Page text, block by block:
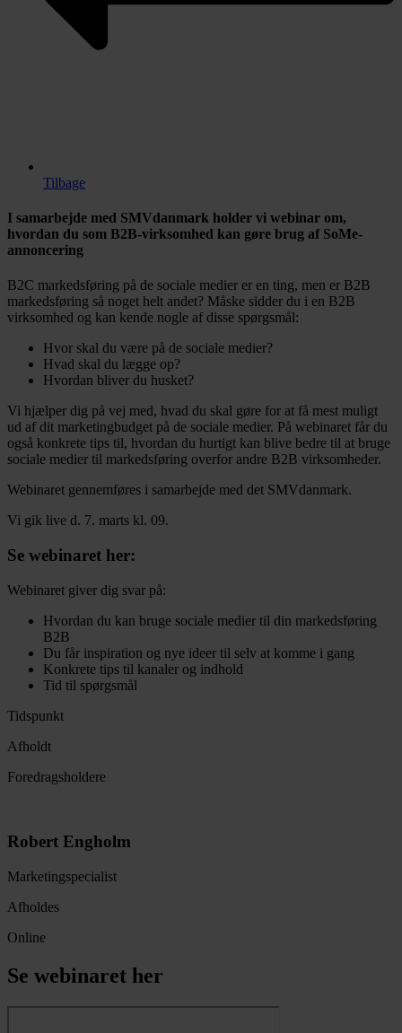
Tilbage
I samarbejde med SMVdanmark holder vi webinar om,
hvordan du som B2B-virksomhed kan gøre brug af SoMe-
annoncering
B2C markedsføring på de sociale medier er en ting, men er B2B
markedsføring så noget helt andet? Måske sidder du i en B2B
virksomhed og kan kende nogle af disse spørgsmål:
Hvor skal du være på de sociale medier?
Hvad skal du lægge op?
Hvordan bliver du husket?
Vi hjælper dig på vej med, hvad du skal gøre for at få mest muligt
ud af dit marketingbudget på de sociale medier. På webinaret får du
også konkrete tips til, hvordan du hurtigt kan blive bedre til at bruge
sociale medier til markedsføring overfor andre B2B virksomheder.
Webinaret gennemføres i samarbejde med det SMVdanmark.
Vi gik live d. 7. marts kl. 09.
Se webinaret her:
Webinaret giver dig svar på:
Hvordan du kan bruge sociale medier til din markedsføring
B2B
Du får inspiration og nye ideer til selv at komme i gang
Konkrete tips til kanaler og indhold
Tid til spørgsmål
Tidspunkt
Afholdt
Foredragsholdere
Robert Engholm
Marketingspecialist
Afholdes
Online
Se webinaret her